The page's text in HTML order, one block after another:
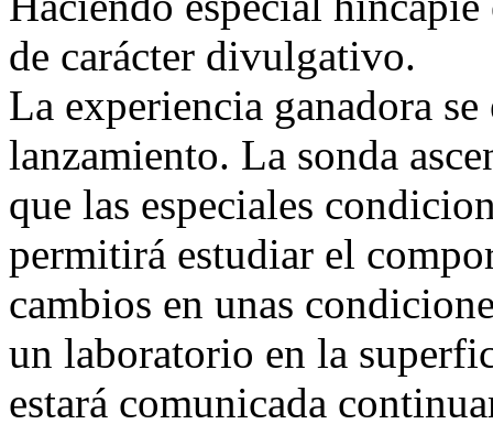
de carácter divulgativo.
La experiencia ganadora
lanzamiento. La sonda
que las especiales
permitirá estudiar el
cambios en unas
un laboratorio en la
estará comunicada